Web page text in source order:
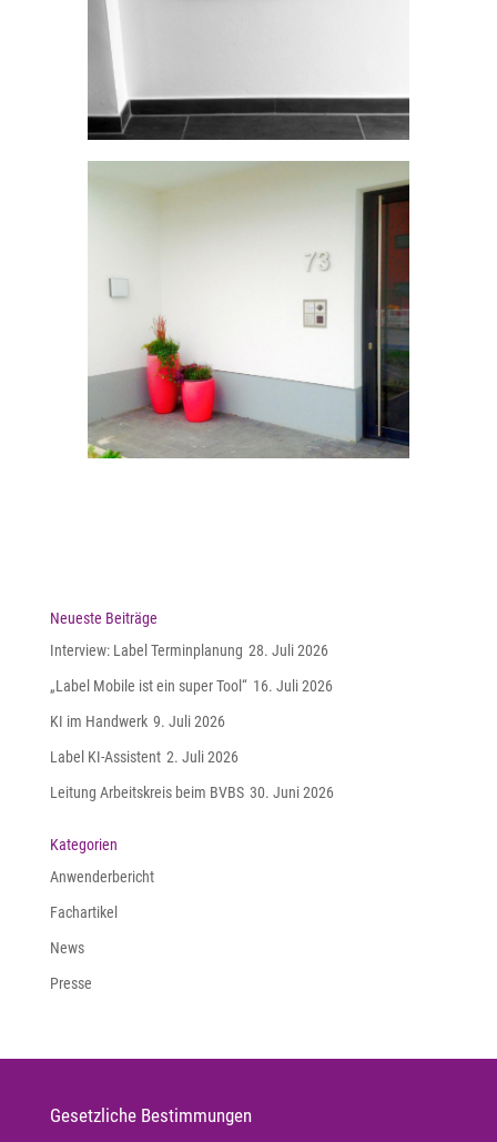
Neueste Beiträge
Interview: Label Terminplanung 28. Juli 2026
„Label Mobile ist ein super Tool“ 16. Juli 2026
KI im Handwerk 9. Juli 2026
Label KI-Assistent 2. Juli 2026
Leitung Arbeitskreis beim BVBS 30. Juni 2026
Kategorien
Anwenderbericht
Fachartikel
News
Presse
Gesetzliche Bestimmungen